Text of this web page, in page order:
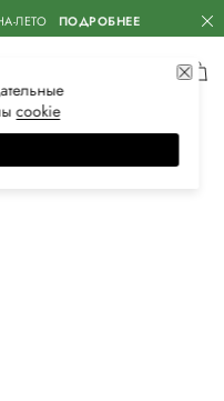
ЛЕТО ПОДРОБНЕЕ
сооkiе